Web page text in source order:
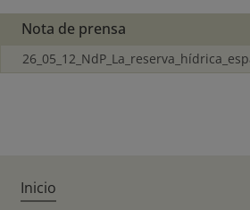
Nota de prensa
Inicio